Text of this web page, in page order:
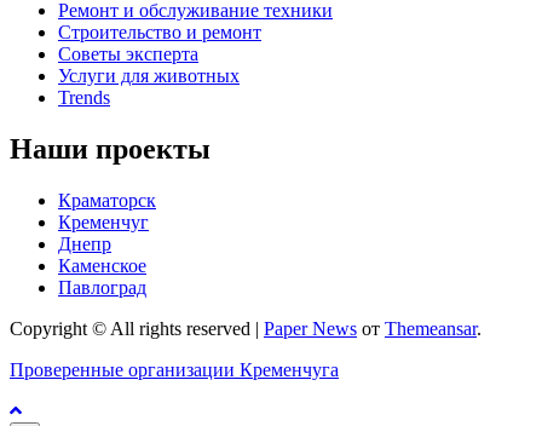
Ремонт и обслуживание техники
Строительство и ремонт
Советы эксперта
Услуги для животных
Trends
Наши проекты
Краматорск
Кременчуг
Днепр
Каменское
Павлоград
Copyright © All rights reserved | Paper News от Themeansar.
Проверенные организации Кременчуга